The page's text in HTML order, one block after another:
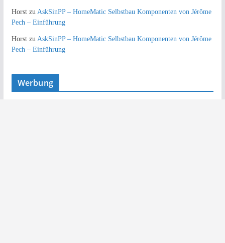
Horstzu AskSinPP – HomeMatic Selbstbau Komponenten von Jérôme
Pech – Einführung
Horstzu AskSinPP – HomeMatic Selbstbau Komponenten von Jérôme
Pech – Einführung
Werbung